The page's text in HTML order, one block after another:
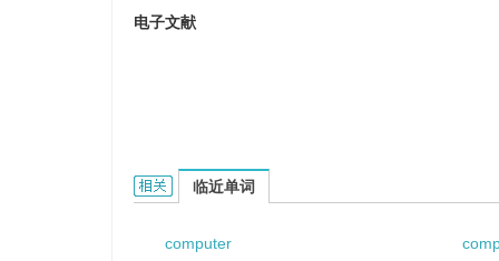
电子文献
Computerized Documents的相关资料：
临近单词
computer